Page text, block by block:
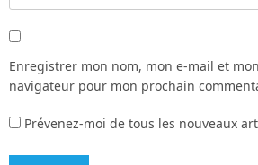
Enregistrer mon nom, mon e-mail et
navigateur pour mon prochain
Prévenez-moi de tous les nouveaux